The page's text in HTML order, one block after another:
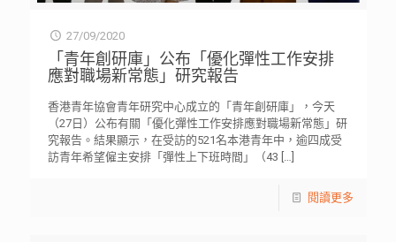
27/09/2020
「青年創研庫」公布「優化彈性工作安排
應對職場新常態」研究報告
香港青年協會青年研究中心成立的「青年創研庫」，今天
（27日）公布有關「優化彈性工作安排應對職場新常態」研
究報告。結果顯示，在受訪的521名本港青年中，逾四成受
訪青年希望僱主安排「彈性上下班時間」（43 […]
閱讀更多